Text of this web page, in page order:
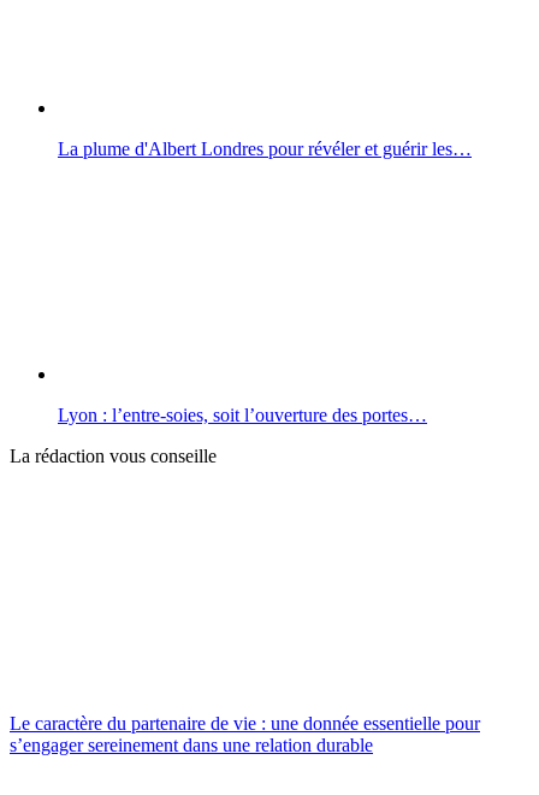
La plume d'Albert Londres pour révéler et guérir les…
Lyon : l’entre-soies, soit l’ouverture des portes…
La rédaction vous conseille
Le caractère du partenaire de vie : une donnée essentielle pour
s’engager sereinement dans une relation durable